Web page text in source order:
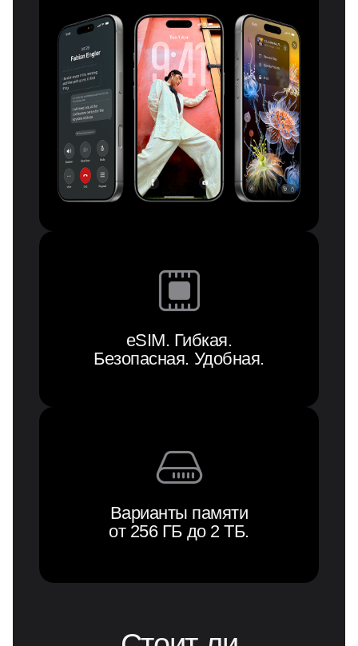
eSIM. Гибкая.
Безопасная. Удобная.
Варианты памяти
от 256 ГБ до 2 ТБ.